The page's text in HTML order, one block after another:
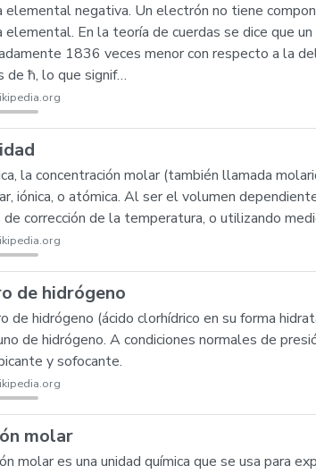
elemental negativa. Un electrón no tiene
elemental. En la teoría de cuerdas se dice que
1836 veces menor con respecto a la
de ħ, lo que signif…
la concentración molar (también llamada
iónica, o atómica. Al ser el volumen
corrección de la temperatura, o utilizando
de hidrógeno
de hidrógeno (ácido clorhídrico en su forma
de hidrógeno. A condiciones normales de
y sofocante.
molar
molar es una unidad química que se usa para